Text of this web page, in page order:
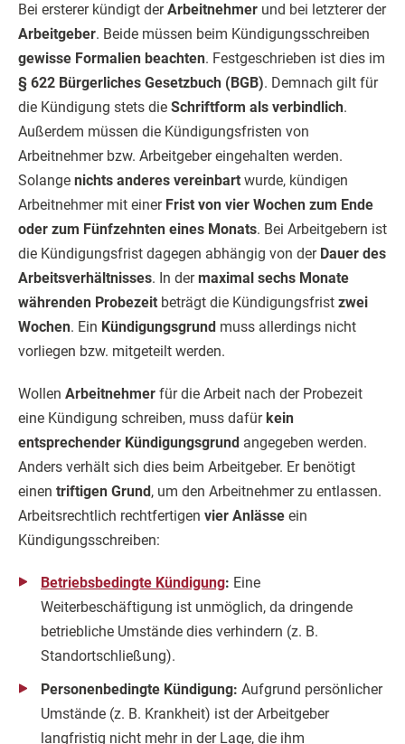
Bei ersterer kündigt derArbeitnehmer und bei letzterer der
Arbeitgeber. Beide müssen beim Kündigungsschreiben
gewisse Formalien beachten. Festgeschrieben ist dies im
§ 622 Bürgerliches Gesetzbuch (BGB). Demnach gilt für
die Kündigung stets die Schriftform als verbindlich.
Außerdem müssen die Kündigungsfristen von
Arbeitnehmer bzw. Arbeitgeber eingehalten werden.
Solange nichts anderes vereinbart wurde, kündigen
Arbeitnehmer mit einerFrist von vier Wochen zum Ende
oder zum Fünfzehnten eines Monats. Bei Arbeitgebern ist
die Kündigungsfrist dagegen abhängig von der Dauer des
Arbeitsverhältnisses. In dermaximal sechs Monate
währenden Probezeit beträgt die Kündigungsfrist zwei
Wochen. Ein Kündigungsgrund muss allerdings nicht
vorliegen bzw. mitgeteilt werden.
Wollen Arbeitnehmer für die Arbeit nach der Probezeit
eine Kündigung schreiben, muss dafür kein
entsprechender Kündigungsgrund angegeben werden.
Anders verhält sich dies beim Arbeitgeber. Er benötigt
einen triftigen Grund , um den Arbeitnehmer zu entlassen.
Arbeitsrechtlich rechtfertigen vier Anlässe ein
Kündigungsschreiben:
Betriebsbedingte Kündigung: Eine
Weiterbeschäftigung ist unmöglich, da dringende
betriebliche Umstände dies verhindern (z. B.
Standortschließung).
Personenbedingte Kündigung: Aufgrund persönlicher
Umstände (z. B. Krankheit) ist der Arbeitgeber
langfristig nicht mehr in der Lage, die ihm